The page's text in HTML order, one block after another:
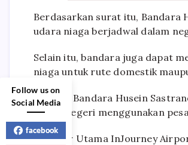
Berdasarkan surat itu, Bandara
udara niaga berjadwal dalam
Selain itu, bandara juga dapat
niaga untuk rute domestik
Saat ini, Bandara Husein
dalam negeri menggunakan
Direktur Utama InJourney
Follow us on
Social Media
facebook